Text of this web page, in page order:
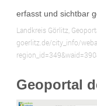
erfasst und sichtbar
Landkreis Görlitz,
goerlitz.de/city_info/
Geoportal